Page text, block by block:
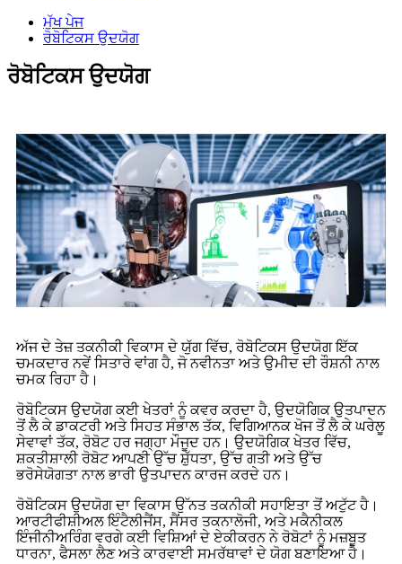
ਮੁੱਖ ਪੇਜ
ਰੋਬੋਟਿਕਸ ਉਦਯੋਗ
ਰੋਬੋਟਿਕਸ ਉਦਯੋਗ
ਅੱਜ ਦੇ ਤੇਜ਼ ਤਕਨੀਕੀ ਵਿਕਾਸ ਦੇ ਯੁੱਗ ਵਿੱਚ, ਰੋਬੋਟਿਕਸ ਉਦਯੋਗ ਇੱਕ
ਚਮਕਦਾਰ ਨਵੇਂ ਸਿਤਾਰੇ ਵਾਂਗ ਹੈ, ਜੋ ਨਵੀਨਤਾ ਅਤੇ ਉਮੀਦ ਦੀ ਰੌਸ਼ਨੀ ਨਾਲ
ਚਮਕ ਰਿਹਾ ਹੈ।
ਰੋਬੋਟਿਕਸ ਉਦਯੋਗ ਕਈ ਖੇਤਰਾਂ ਨੂੰ ਕਵਰ ਕਰਦਾ ਹੈ, ਉਦਯੋਗਿਕ ਉਤਪਾਦਨ
ਤੋਂ ਲੈ ਕੇ ਡਾਕਟਰੀ ਅਤੇ ਸਿਹਤ ਸੰਭਾਲ ਤੱਕ, ਵਿਗਿਆਨਕ ਖੋਜ ਤੋਂ ਲੈ ਕੇ ਘਰੇਲੂ
ਸੇਵਾਵਾਂ ਤੱਕ, ਰੋਬੋਟ ਹਰ ਜਗ੍ਹਾ ਮੌਜੂਦ ਹਨ। ਉਦਯੋਗਿਕ ਖੇਤਰ ਵਿੱਚ,
ਸ਼ਕਤੀਸ਼ਾਲੀ ਰੋਬੋਟ ਆਪਣੀ ਉੱਚ ਸ਼ੁੱਧਤਾ, ਉੱਚ ਗਤੀ ਅਤੇ ਉੱਚ
ਭਰੋਸੇਯੋਗਤਾ ਨਾਲ ਭਾਰੀ ਉਤਪਾਦਨ ਕਾਰਜ ਕਰਦੇ ਹਨ।
ਰੋਬੋਟਿਕਸ ਉਦਯੋਗ ਦਾ ਵਿਕਾਸ ਉੱਨਤ ਤਕਨੀਕੀ ਸਹਾਇਤਾ ਤੋਂ ਅਟੁੱਟ ਹੈ।
ਆਰਟੀਫੀਸ਼ੀਅਲ ਇੰਟੈਲੀਜੈਂਸ, ਸੈਂਸਰ ਤਕਨਾਲੋਜੀ, ਅਤੇ ਮਕੈਨੀਕਲ
ਇੰਜੀਨੀਅਰਿੰਗ ਵਰਗੇ ਕਈ ਵਿਸ਼ਿਆਂ ਦੇ ਏਕੀਕਰਨ ਨੇ ਰੋਬੋਟਾਂ ਨੂੰ ਮਜ਼ਬੂਤ
ਧਾਰਨਾ, ਫੈਸਲਾ ਲੈਣ ਅਤੇ ਕਾਰਵਾਈ ਸਮਰੱਥਾਵਾਂ ਦੇ ਯੋਗ ਬਣਾਇਆ ਹੈ।